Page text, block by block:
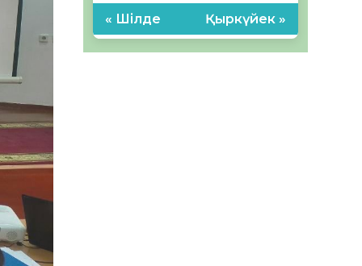
« Шілде Қыркүйек »